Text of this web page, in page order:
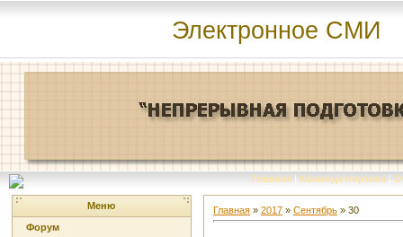
Электронное СМИ
Главная | Команда портала | О
Меню
Форум
Главная » 2017 » Сентябрь » 30